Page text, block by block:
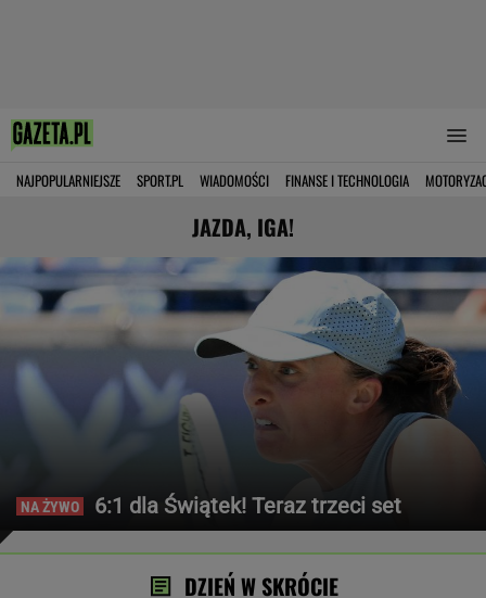
NAJPOPULARNIEJSZE SPORT.PL WIADOMOŚCI FINANSE I TECHNOLOGIA
JAZDA, IGA!
6:1 dla Świątek! Teraz trzeci set
DZIEŃ W SKRÓCIE